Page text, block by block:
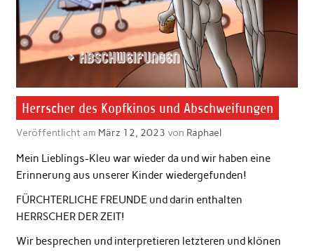
Herrscher des Kopfkinos und Abschweifungen
Veröffentlicht am März 12, 2023 von Raphael
Mein Lieblings-Kleu war wieder da und wir haben eine
Erinnerung aus unserer Kinder wiedergefunden!
FÜRCHTERLICHE FREUNDE und darin enthalten
HERRSCHER DER ZEIT!
Wir besprechen und interpretieren letzteren und klönen